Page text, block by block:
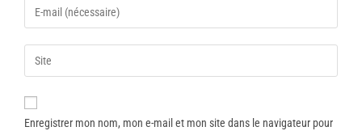
Enregistrer mon nom, mon e-mail et mon site dans le navigateur pour